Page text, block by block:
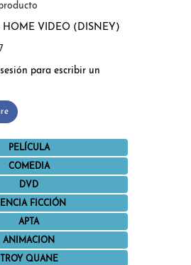
HOME VIDEO (DISNEY)
para escribir un
PELÍCULA
COMEDIA
DVD
FICCIÓN
APTA
ANIMACION
TROY QUANE